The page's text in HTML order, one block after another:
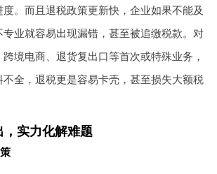
。而且退税政策更新快，企业如果不能及
业就容易出现漏错，甚至被追缴税款。对
境电商、退货复出口等首次或特殊业务，
全，退税更是容易卡壳，甚至损失大额税
实力化解难题